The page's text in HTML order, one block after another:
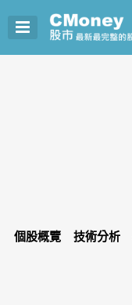
個股概覽 技術分析